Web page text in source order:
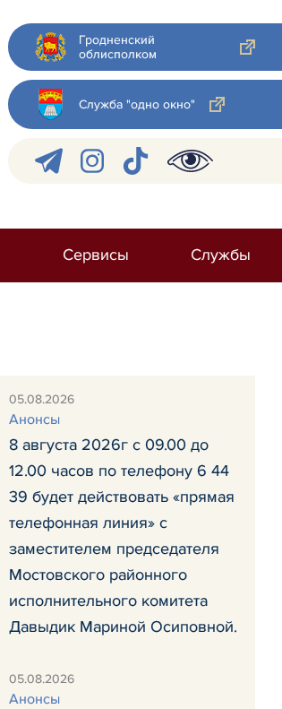
Гродненский
облисполком
Служба "одно окно"
Сервисы Службы
05.08.2026
Анонсы
8 августа 2026г с 09.00 до
12.00 часов по телефону 6 44
39 будет действовать «прямая
телефонная линия» с
заместителем председателя
Мостовского районного
исполнительного комитета
Давыдик Мариной Осиповной.
05.08.2026
Анонсы